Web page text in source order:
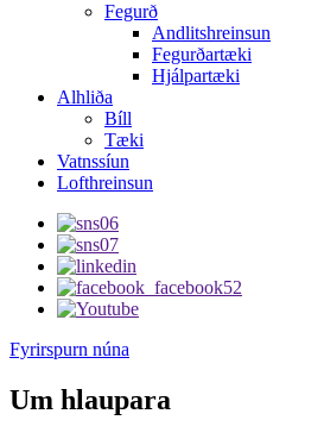
Fegurð
Andlitshreinsun
Fegurðartæki
Hjálpartæki
Alhliða
Bíll
Tæki
Vatnssíun
Lofthreinsun
Fyrirspurn núna
Um hlaupara